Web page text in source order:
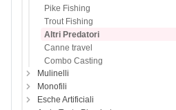
Pike Fishing
Trout Fishing
Altri Predatori
Canne travel
Combo Casting
Mulinelli
Monofili
Esche Artificiali